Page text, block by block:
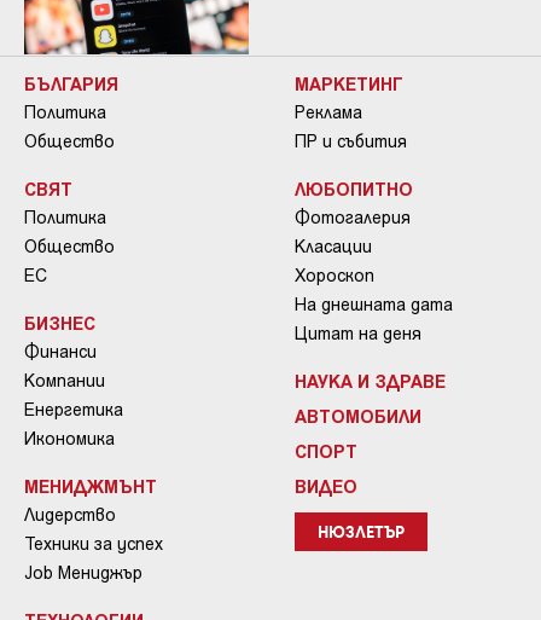
БЪЛГАРИЯ
Политика
Общество
СВЯТ
Политика
Общество
ЕС
БИЗНЕС
Финанси
Компании
Енергетика
Икономика
МЕНИДЖМЪНТ
Лидерство
Техники за успех
Job Мениджър
МАРКЕТИНГ
Реклама
ПР и събития
ЛЮБОПИТНО
Фотогалерия
Класации
Хороскоп
На днешната дата
Цитат на деня
НАУКА И ЗДРАВЕ
АВТОМОБИЛИ
СПОРТ
ВИДЕО
НЮЗЛЕТЪР